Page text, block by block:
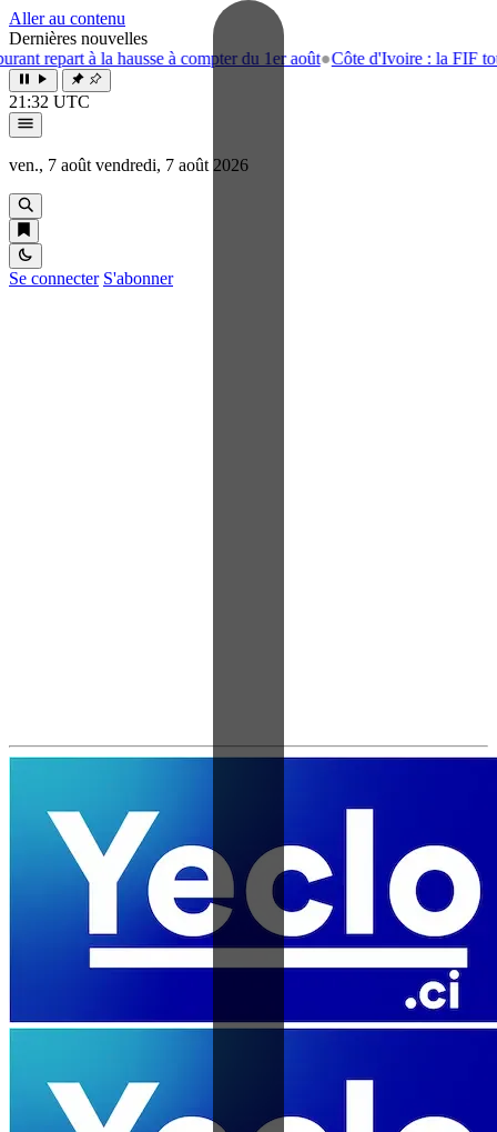
Aller au contenu
Dernières nouvelles
à la hausse à compter du 1er août●Côte d'Ivoire : la FIF tourne la
21:32 UTC
ven., 7 août vendredi, 7 août 2026
Se connecter S'abonner